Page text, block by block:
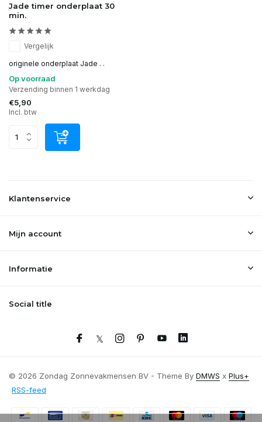
Jade timer onderplaat 30
min.
Vergelijk
originele onderplaat Jade . .
Op voorraad
Verzending binnen 1 werkdag
€5,90
Incl. btw
Klantenservice
Mijn account
Informatie
Social title
© 2026 Zondag Zonnevakmensen BV - Theme By DMWS x Plus+
RSS-feed